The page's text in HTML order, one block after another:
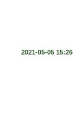
2021-05-05 15:26